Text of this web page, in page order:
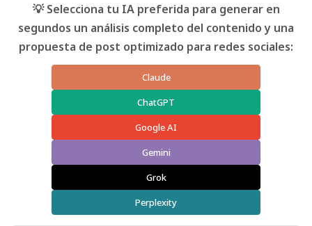
💡 Selecciona tu IA preferida para generar en
segundos un análisis completo del contenido y una
propuesta de post optimizado para redes sociales:
Claude
ChatGPT
Google AI
Gemini
Grok
Perplexity